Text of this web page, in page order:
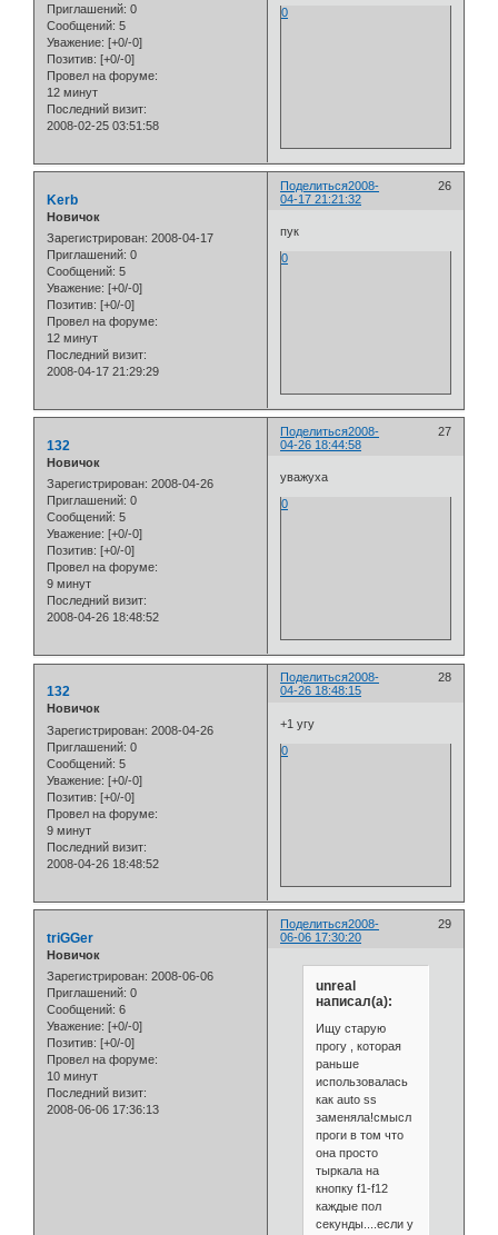
Приглашений: 0
Сообщений: 5
Уважение: [+0/-0]
Позитив: [+0/-0]
Провел на форуме:
12 минут
Последний визит:
2008-02-25 03:51:58
0
Поделиться 26
2008-
04-17 21:21:32
Kerb
Новичок
Зарегистрирован: 2008-04-17
Приглашений: 0
Сообщений: 5
Уважение: [+0/-0]
Позитив: [+0/-0]
Провел на форуме:
12 минут
Последний визит:
2008-04-17 21:29:29
пук
0
Поделиться 27
2008-
04-26 18:44:58
132
Новичок
Зарегистрирован: 2008-04-26
Приглашений: 0
Сообщений: 5
Уважение: [+0/-0]
Позитив: [+0/-0]
Провел на форуме:
9 минут
Последний визит:
2008-04-26 18:48:52
уважуха
0
Поделиться 28
2008-
04-26 18:48:15
132
Новичок
Зарегистрирован: 2008-04-26
Приглашений: 0
Сообщений: 5
Уважение: [+0/-0]
Позитив: [+0/-0]
Провел на форуме:
9 минут
Последний визит:
2008-04-26 18:48:52
+1 угу
0
Поделиться 29
2008-
06-06 17:30:20
triGGer
Новичок
Зарегистрирован: 2008-06-06
Приглашений: 0
Сообщений: 6
Уважение: [+0/-0]
Позитив: [+0/-0]
Провел на форуме:
10 минут
Последний визит:
2008-06-06 17:36:13
unreal
написал(а):
Ищу старую
прогу , которая
раньше
использовалась
как auto ss
заменяла!смысл
проги в том что
она просто
тыркала на
кнопку f1-f12
каждые пол
секунды....если у